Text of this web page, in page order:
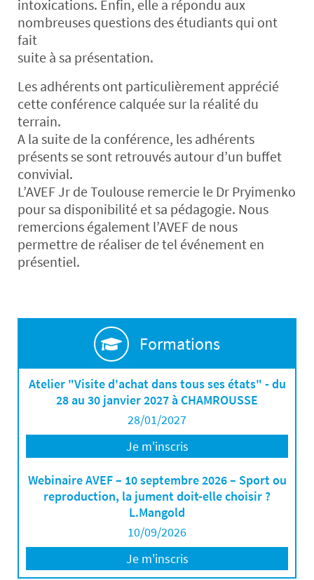
intoxications. Enfin, elle a répondu aux
nombreuses questions des étudiants qui ont
fait
suite à sa présentation.
Les adhérents ont particulièrement apprécié
cette conférence calquée sur la réalité du
terrain.
A la suite de la conférence, les adhérents
présents se sont retrouvés autour d’un buffet
convivial.
L’AVEF Jr de Toulouse remercie le Dr Pryimenko
pour sa disponibilité et sa pédagogie. Nous
remercions également l’AVEF de nous
permettre de réaliser de tel événement en
présentiel.
Formations
Atelier "Visite d'achat dans tous ses états" - du
28 au 30 janvier 2027 à CHAMROUSSE
28/01/2027
Je m'inscris
Webinaire AVEF – 10 septembre 2026 – Sport ou
reproduction, la jument doit-elle choisir ?
L.Mangold
10/09/2026
Je m'inscris